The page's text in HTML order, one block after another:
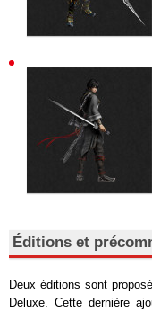
Éditions et
Deux éditions sont
Deluxe. Cette dernière